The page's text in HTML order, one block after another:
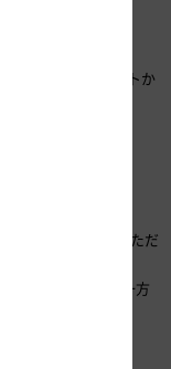
日本公式WEBサイトか
ださい。
む）限定です。
けません。
カーでもご利用いただ
等）のどちらか一方